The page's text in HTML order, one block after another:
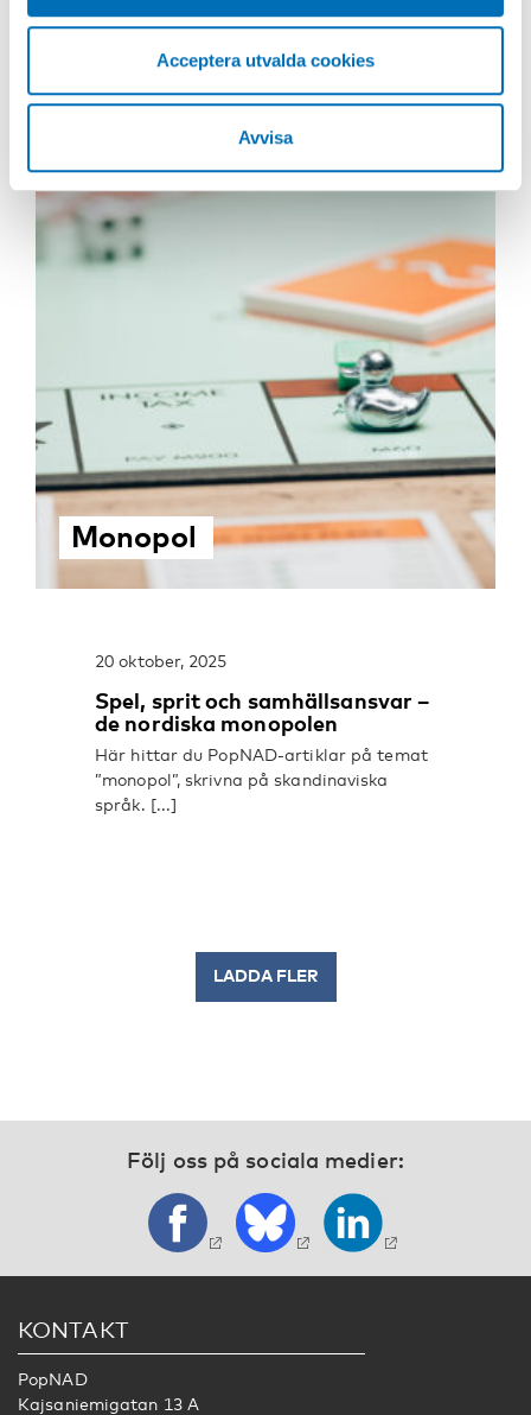
Acceptera utvalda cookies
Avvisa
Monopol
20 oktober, 2025
Spel, sprit och samhällsansvar –
de nordiska monopolen
Här hittar du PopNAD-artiklar på temat
”monopol”, skrivna på skandinaviska
språk. [...]
LADDA FLER
Följ oss på sociala medier:
KONTAKT
PopNAD
Kajsaniemigatan 13 A